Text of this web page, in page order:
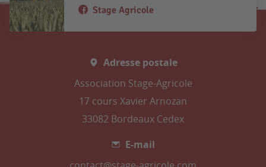
Stage Agricole
Adresse postale
Association Stage-Agricole
17 cours Xavier Arnozan
33082 Bordeaux Cedex
E-mail